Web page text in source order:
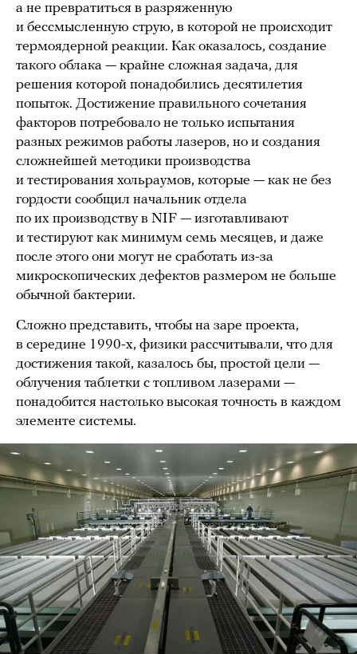
а не превратиться в разряженную
и бессмысленную струю, в которой не происходит
термоядерной реакции. Как оказалось, создание
такого облака — крайне сложная задача, для
решения которой понадобились десятилетия
попыток. Достижение правильного сочетания
факторов потребовало не только испытания
разных режимов работы лазеров, но и создания
сложнейшей методики производства
и тестирования хольраумов, которые — как не без
гордости сообщил начальник отдела
по их производству в NIF — изготавливают
и тестируют как минимум семь месяцев, и даже
после этого они могут не сработать из-за
микроскопических дефектов размером не больше
обычной бактерии.
Сложно представить, чтобы на заре проекта,
в середине 1990-х, физики рассчитывали, что для
достижения такой, казалось бы, простой цели —
облучения таблетки с топливом лазерами —
понадобится настолько высокая точность в каждом
элементе системы.